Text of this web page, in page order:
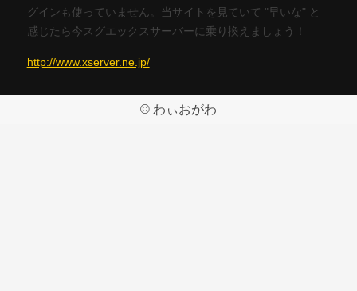
グインも使っていません。当サイトを見ていて "早いな" と
感じたら今スグエックスサーバーに乗り換えましょう！
http://www.xserver.ne.jp/
© わぃおがわ